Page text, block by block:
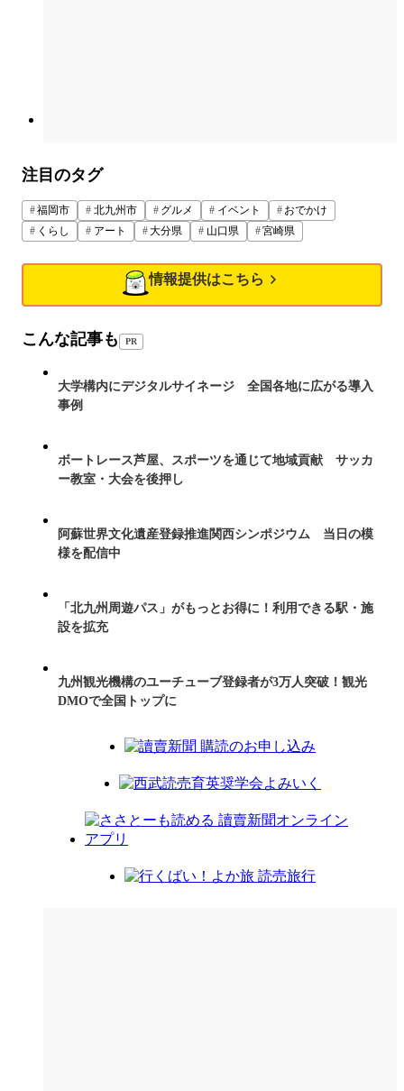
注目のタグ
福岡市 北九州市 グルメ イベント
おでかけ
くらし
アート 大分県 山口県 宮崎県
情報提供はこちら
こんな記事も PR
大学構内にデジタルサイネージ 全国各地に広がる導入
事例
ボートレース芦屋、スポーツを通じて地域貢献 サッカ
ー教室・大会を後押し
阿蘇世界文化遺産登録推進関西シンポジウム 当日の模
様を配信中
「北九州周遊パス」がもっとお得に！利用できる駅・施
設を拡充
九州観光機構のユーチューブ登録者が3万人突破！観光
DMOで全国トップに